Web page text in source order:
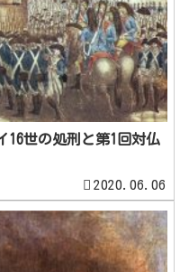
世の処刑と第1回対仏
2020.06.06